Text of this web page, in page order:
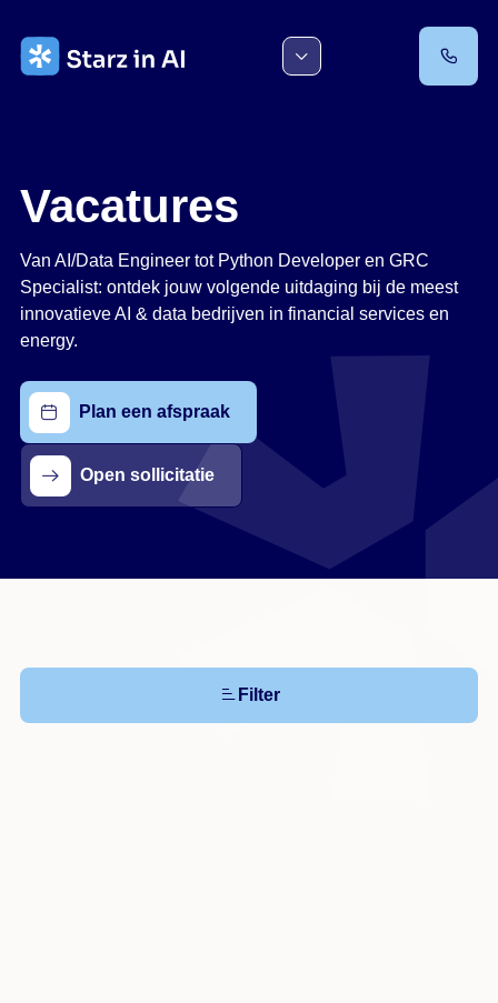
naar
Vacatures
Van AI/Data Engineer tot Python Developer en GRC
Specialist: ontdek jouw volgende uitdaging bij de meest
innovatieve AI & data bedrijven in financial services en
energy.
Plan een afspraak
Open sollicitatie
Filter